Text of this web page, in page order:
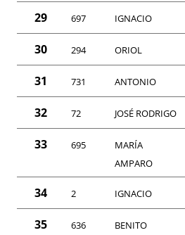
29 697 IGNACIO
30 294 ORIOL
31 731 ANTONIO
32 72 JOSÉ RODRIGO
33 695
MARÍA
AMPARO
34 2 IGNACIO
35 636 BENITO